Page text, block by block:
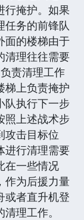
行掩护。如果
任务的前锋队
面的楼梯由于
清理往往需要
责清理工作
梯上负责掩护
队执行下一步
照上述战术步
攻击目标位
进行清理需要
在一些情况
作为后援力量
或者直升机登
理工作。